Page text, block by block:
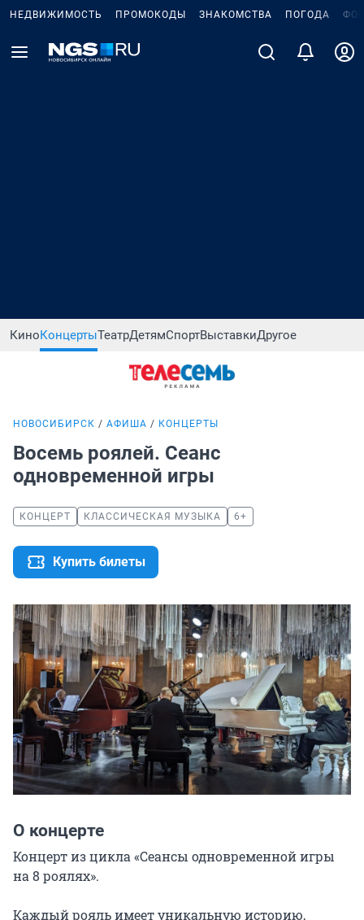
НЕДВИЖИМОСТЬ ПРОМОКОДЫ ЗНАКОМСТВА ПОГОДА
КиноКонцертыТеатрДетямСпортВыставкиДругое
НОВОСИБИРСК АФИША КОНЦЕРТЫ
Восемь роялей. Сеанс
одновременной игры
КОНЦЕРТ КЛАССИЧЕСКАЯ МУЗЫКА 6+
Купить билеты
О концерте
Концерт из цикла «Сеансы одновременной игры
на 8 роялях».
Каждый рояль имеет уникальную историю,